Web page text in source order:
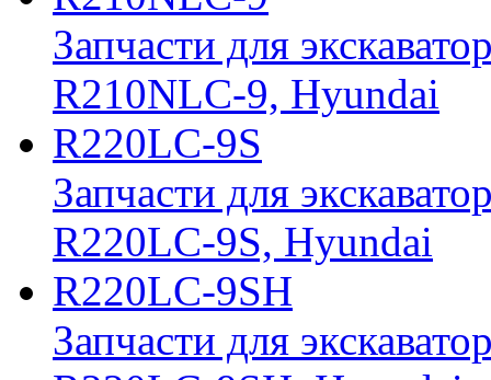
Запчасти для
R210NLC-9, Hyundai
R220LC-9S
Запчасти для
R220LC-9S, Hyundai
R220LC-9SH
Запчасти для